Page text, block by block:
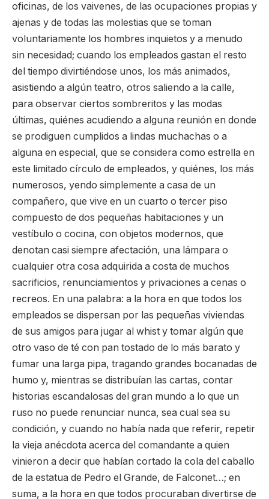
oficinas, de los vaivenes, de las ocupaciones propias y
ajenas y de todas las molestias que se toman
voluntariamente los hombres inquietos y a menudo
sin necesidad; cuando los empleados gastan el resto
del tiempo divirtiéndose unos, los más animados,
asistiendo a algún teatro, otros saliendo a la calle,
para observar ciertos sombreritos y las modas
últimas, quiénes acudiendo a alguna reunión en donde
se prodiguen cumplidos a lindas muchachas o a
alguna en especial, que se considera como estrella en
este limitado círculo de empleados, y quiénes, los más
numerosos, yendo simplemente a casa de un
compañero, que vive en un cuarto o tercer piso
compuesto de dos pequeñas habitaciones y un
vestíbulo o cocina, con objetos modernos, que
denotan casi siempre afectación, una lámpara o
cualquier otra cosa adquirida a costa de muchos
sacrificios, renunciamientos y privaciones a cenas o
recreos. En una palabra: a la hora en que todos los
empleados se dispersan por las pequeñas viviendas
de sus amigos para jugar al whist y tomar algún que
otro vaso de té con pan tostado de lo más barato y
fumar una larga pipa, tragando grandes bocanadas de
humo y, mientras se distribuían las cartas, contar
historias escandalosas del gran mundo a lo que un
ruso no puede renunciar nunca, sea cual sea su
condición, y cuando no había nada que referir, repetir
la vieja anécdota acerca del comandante a quien
vinieron a decir que habían cortado la cola del caballo
de la estatua de Pedro el Grande, de Falconet…; en
suma, a la hora en que todos procuraban divertirse de